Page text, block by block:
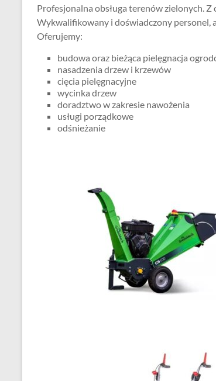
Profesjonalna obsługa terenów zielonych.
Wykwalifikowany i doświadczony personel,
Oferujemy:
budowa oraz bieżąca pielęgnacja
nasadzenia drzew i krzewów
cięcia pielęgnacyjne
wycinka drzew
doradztwo w zakresie nawożenia
usługi porządkowe
odśnieżanie